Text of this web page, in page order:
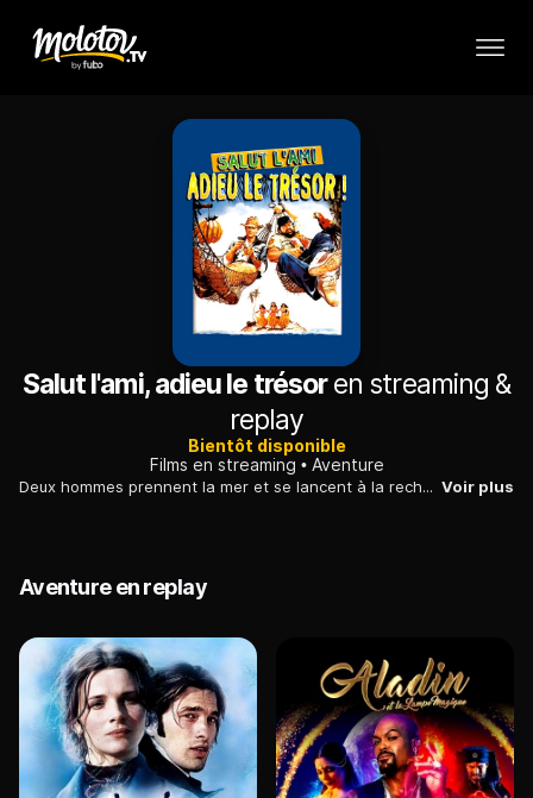
Salut l'ami, adieu le trésoren streaming &
replay
Bientôt disponible
Films en streaming
Aventure
Deux hommes prennent la mer et se lancent à la recherche d'une île où un trésor serait enfoui. Déboires et aventures s'enchaînent au cours de leur périple. Voir plus
Aventure en replay